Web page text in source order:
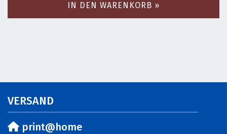
IN DEN WARENKORB »
VERSAND
print@home